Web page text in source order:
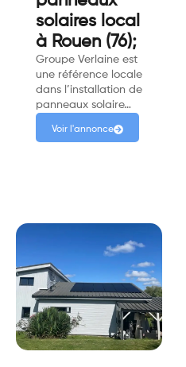
solaires local
à Rouen (76);
Groupe Verlaine est
une référence locale
dans l’installation de
panneaux solaire…
Voir l'annonce